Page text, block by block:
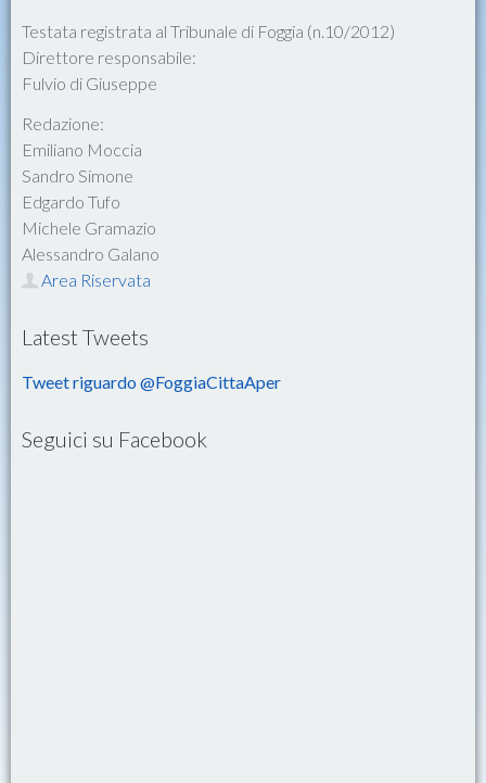
Testata registrata al Tribunale di Foggia (n.10/2012)
Direttore responsabile:
Fulvio di Giuseppe
Redazione:
Emiliano Moccia
Sandro Simone
Edgardo Tufo
Michele Gramazio
Alessandro Galano
Area Riservata
Latest Tweets
Tweet riguardo @FoggiaCittaAper
Seguici su Facebook